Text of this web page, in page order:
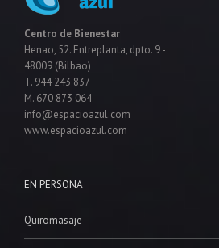
Centro de Bienestar
Henao, 52. Entreplanta, dpto. 9 -
48009 (Bilbao)
T. 944 243 837
M. 670 873 064
info@espacioazul.com
www.espacioazul.com
EN PERSONA
Quiromasaje